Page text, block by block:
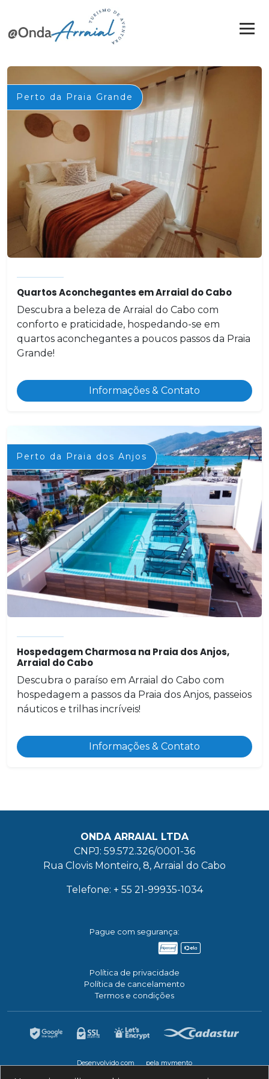
Perto da Praia Grande
Quartos Aconchegantes em Arraial do Cabo
Descubra a beleza de Arraial do Cabo com
conforto e praticidade, hospedando-se em
quartos aconchegantes a poucos passos da Praia
Grande!
Informações & Contato
Perto da Praia dos Anjos
Hospedagem Charmosa na Praia dos Anjos,
Arraial do Cabo
Descubra o paraíso em Arraial do Cabo com
hospedagem a passos da Praia dos Anjos, passeios
náuticos e trilhas incríveis!
Informações & Contato
ONDA ARRAIAL LTDA
CNPJ: 59.572.326/0001-36
Rua Clovis Monteiro, 8, Arraial do Cabo
Telefone: + 55 21-99935-1034
Pague com segurança:
Política de privacidade
Política de cancelamento
Termos e condições
Desenvolvido com pela mymento